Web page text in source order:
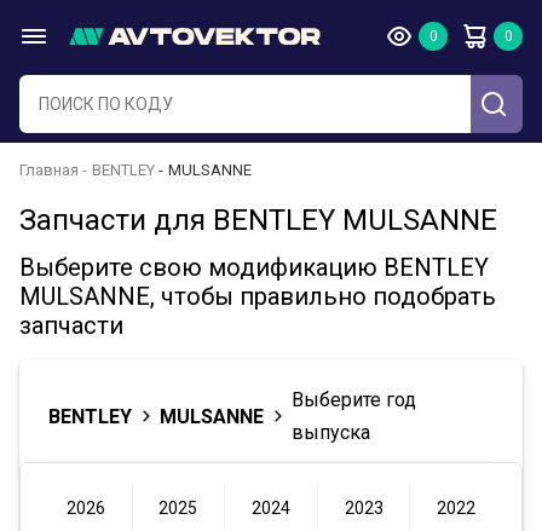
Главная BENTLEY MULSANNE
Запчасти для BENTLEY MULSANNE
Выберите свою модификацию BENTLEY
MULSANNE, чтобы правильно подобрать
запчасти
BENTLEY MULSANNE
Выберите год
выпуска
2026 2025 2024 2023 2022